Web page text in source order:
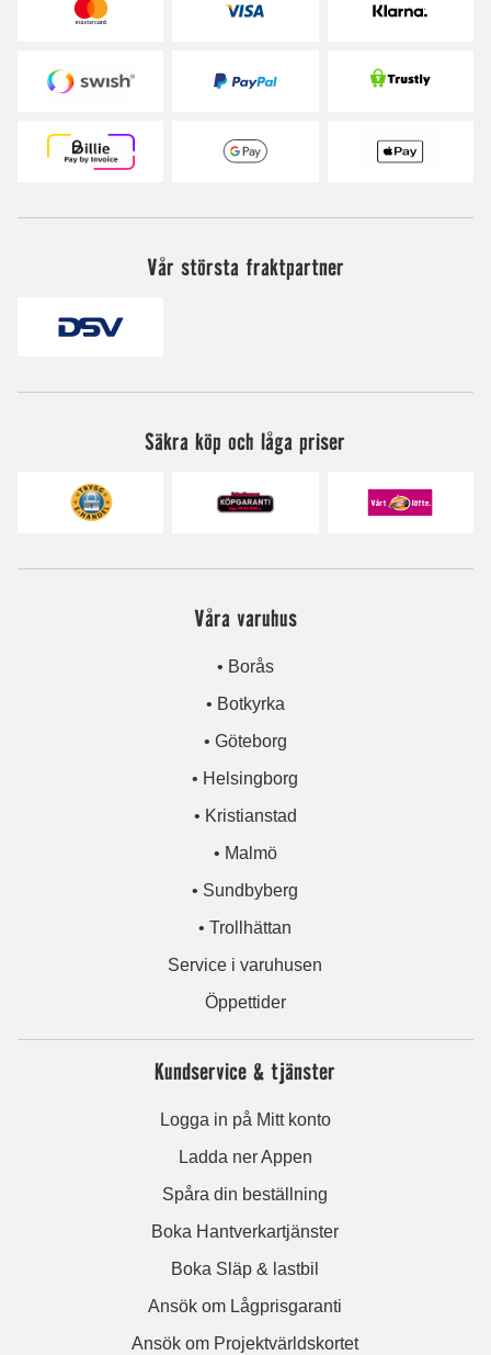
Vår största fraktpartner
Säkra köp och låga priser
Våra varuhus
• Borås
• Botkyrka
• Göteborg
• Helsingborg
• Kristianstad
• Malmö
• Sundbyberg
• Trollhättan
Service i varuhusen
Öppettider
Kundservice & tjänster
Logga in på Mitt konto
Ladda ner Appen
Spåra din beställning
Boka Hantverkartjänster
Boka Släp & lastbil
Ansök om Lågprisgaranti
Ansök om Projektvärldskortet